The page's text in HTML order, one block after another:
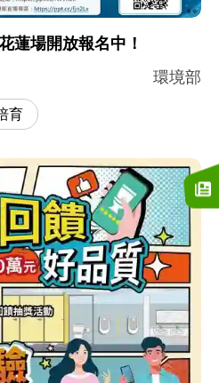
蓮場開放報名中！
環境部
育